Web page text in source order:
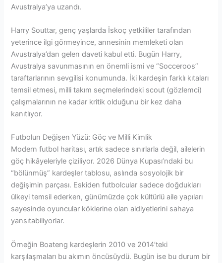
Avustralya’ya uzandı.
Harry Souttar, genç yaşlarda İskoç yetkililer tarafından
yeterince ilgi görmeyince, annesinin memleketi olan
Avustralya’dan gelen daveti kabul etti. Bugün Harry,
Avustralya savunmasının en önemli ismi ve “Socceroos”
taraftarlarının sevgilisi konumunda. İki kardeşin farklı kıtaları
temsil etmesi, milli takım seçmelerindeki scout (gözlemci)
çalışmalarının ne kadar kritik olduğunu bir kez daha
kanıtlıyor.
Futbolun Değişen Yüzü: Göç ve Milli Kimlik
Modern futbol haritası, artık sadece sınırlarla değil, ailelerin
göç hikâyeleriyle çiziliyor. 2026 Dünya Kupası’ndaki bu
“bölünmüş” kardeşler tablosu, aslında sosyolojik bir
değişimin parçası. Eskiden futbolcular sadece doğdukları
ülkeyi temsil ederken, günümüzde çok kültürlü aile yapıları
sayesinde oyuncular köklerine olan aidiyetlerini sahaya
yansıtabiliyorlar.
Örneğin Boateng kardeşlerin 2010 ve 2014’teki
karşılaşmaları bu akımın öncüsüydü. Bugün ise bu durum bir